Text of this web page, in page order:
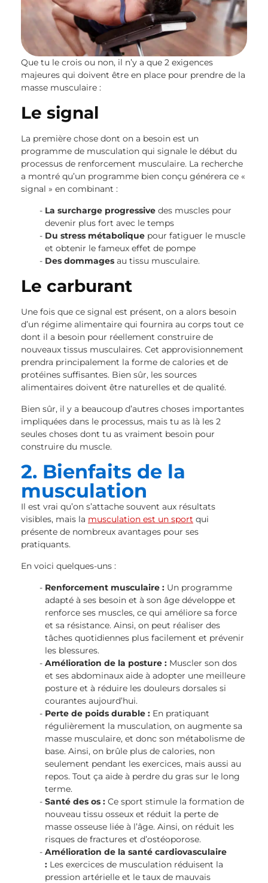
Que tu le crois ou non, il n’y a que 2 exigences
majeures qui doivent être en place pour prendre de la
masse musculaire :
Le signal
La première chose dont on a besoin est un
programme de musculation qui signale le début du
processus de renforcement musculaire. La recherche
a montré qu’un programme bien conçu générera ce «
signal » en combinant :
La surcharge progressive des muscles pour
devenir plus fort avec le temps
Du stress métabolique pour fatiguer le muscle
et obtenir le fameux effet de pompe
Des dommages au tissu musculaire.
Le carburant
Une fois que ce signal est présent, on a alors besoin
d’un régime alimentaire qui fournira au corps tout ce
dont il a besoin pour réellement construire de
nouveaux tissus musculaires. Cet approvisionnement
prendra principalement la forme de calories et de
protéines suffisantes. Bien sûr, les sources
alimentaires doivent être naturelles et de qualité.
Bien sûr, il y a beaucoup d’autres choses importantes
impliquées dans le processus, mais tu as là les 2
seules choses dont tu as vraiment besoin pour
construire du muscle.
2. Bienfaits de la
musculation
Il est vrai qu’on s’attache souvent aux résultats
visibles, mais la musculation est un sport qui
présente de nombreux avantages pour ses
pratiquants.
En voici quelques-uns :
Renforcement musculaire : Un programme
adapté à ses besoin et à son âge développe et
renforce ses muscles, ce qui améliore sa force
et sa résistance. Ainsi, on peut réaliser des
tâches quotidiennes plus facilement et prévenir
les blessures.
Amélioration de la posture : Muscler son dos
et ses abdominaux aide à adopter une meilleure
posture et à réduire les douleurs dorsales si
courantes aujourd’hui.
Perte de poids durable : En pratiquant
régulièrement la musculation, on augmente sa
masse musculaire, et donc son métabolisme de
base. Ainsi, on brûle plus de calories, non
seulement pendant les exercices, mais aussi au
repos. Tout ça aide à perdre du gras sur le long
terme.
Santé des os : Ce sport stimule la formation de
nouveau tissu osseux et réduit la perte de
masse osseuse liée à l’âge. Ainsi, on réduit les
risques de fractures et d’ostéoporose.
Amélioration de la santé cardiovasculaire
: Les exercices de musculation réduisent la
pression artérielle et le taux de mauvais